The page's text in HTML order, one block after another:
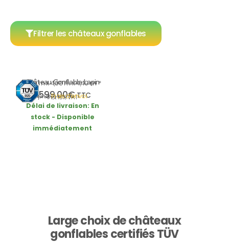
Filtrer les châteaux gonflables
Château Gonflable Lapin
4,60 m x 4,00 m x 4,40 m *
1.599,00€TTC
incl. 19% VAT
plusFrais d’envoi
Délai de livraison: En
stock - Disponible
immédiatement
Large choix de châteaux
gonflables certifiés TÜV